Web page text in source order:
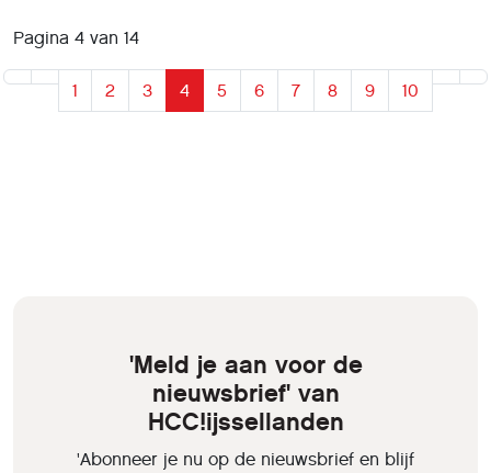
Pagina 4 van 14
1 2 3 4 5 6 7 8 9 10
'Meld je aan voor de
nieuwsbrief' van
HCC!ijssellanden
'Abonneer je nu op de nieuwsbrief en blijf